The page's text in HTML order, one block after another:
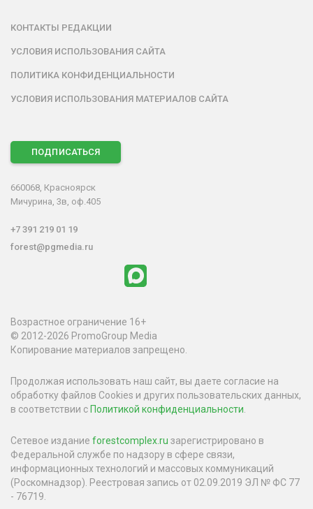
КОНТАКТЫ РЕДАКЦИИ
УСЛОВИЯ ИСПОЛЬЗОВАНИЯ САЙТА
ПОЛИТИКА КОНФИДЕНЦИАЛЬНОСТИ
УСЛОВИЯ ИСПОЛЬЗОВАНИЯ МАТЕРИАЛОВ САЙТА
ПОДПИСАТЬСЯ
660068, Красноярск
Мичурина, 3в, оф.405
+7 391 219 01 19
forest@pgmedia.ru
Возрастное ограничение 16+
© 2012-2026 PromoGroup Media
Копирование материалов запрещено.
Продолжая использовать наш сайт, вы даете согласие на
обработку файлов Cookies и других пользовательских данных,
в соответствии с Политикой конфиденциальности.
Сетевое издание forestcomplex.ru зарегистрировано в
Федеральной службе по надзору в сфере связи,
информационных технологий и массовых коммуникаций
(Роскомнадзор). Реестровая запись от 02.09.2019 ЭЛ № ФС 77
- 76719.